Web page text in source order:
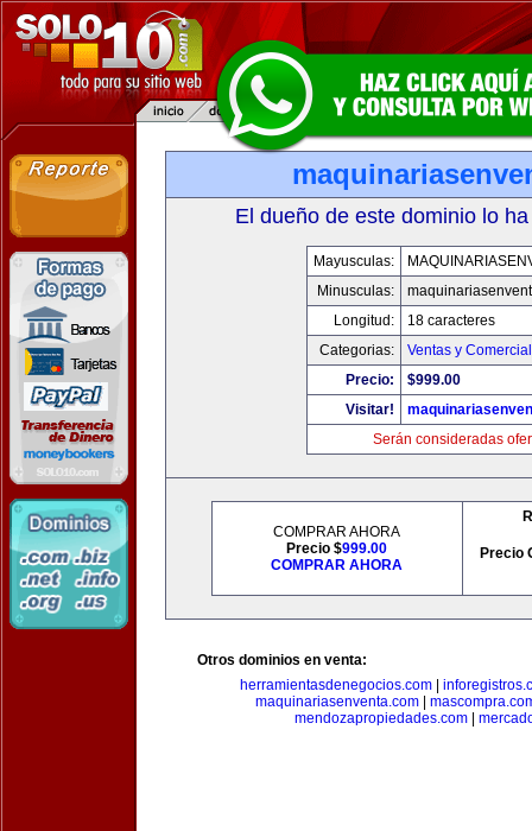
El dueño de este dominio lo
Mayusculas:
Minusculas:
Longitud:
18 caracteres
Categorias:
Ventas y
Precio:
$999.00
Visitar!
Serán consideradas
COMPRAR AHORA
Precio $999.00
COMPRAR AHORA
Precio
Otros dominios en venta:
herramientasdenegocios.com|
maquinariasenventa.com|
mendozapropiedades.com|